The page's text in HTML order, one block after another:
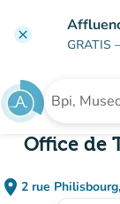
clear
GRATIS
Buscar un
Office de
place 2 rue